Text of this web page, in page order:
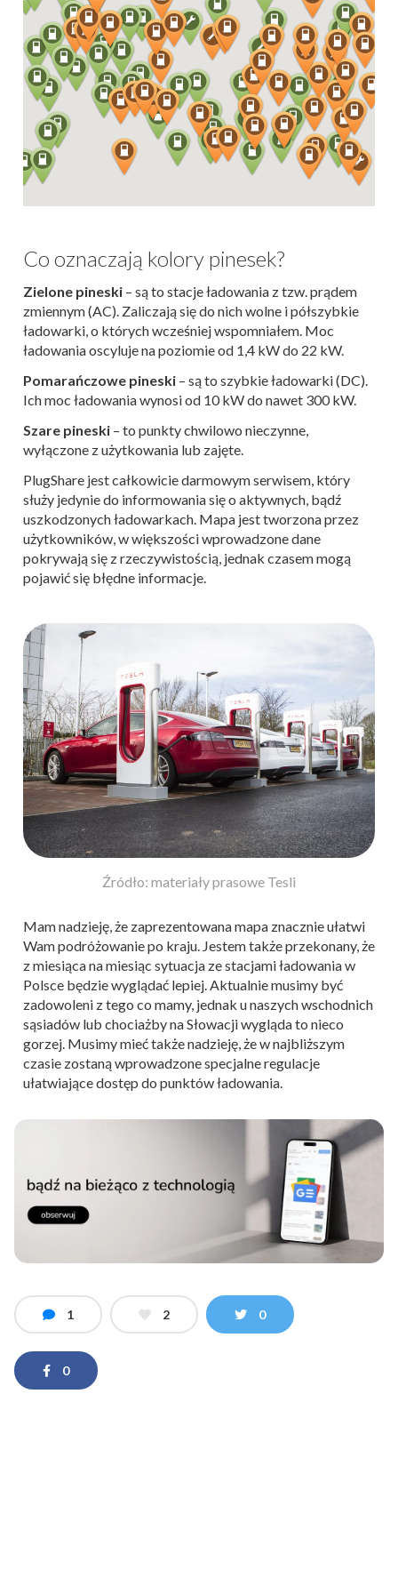
Co oznaczają kolory pinesek?
Zielone pineski – są to stacje ładowania z tzw. prądem
zmiennym (AC). Zaliczają się do nich wolne i półszybkie
ładowarki, o których wcześniej wspomniałem. Moc
ładowania oscyluje na poziomie od 1,4 kW do 22 kW.
Pomarańczowe pineski – są to szybkie ładowarki (DC).
Ich moc ładowania wynosi od 10 kW do nawet 300 kW.
Szare pineski – to punkty chwilowo nieczynne,
wyłączone z użytkowania lub zajęte.
PlugShare jest całkowicie darmowym serwisem, który
służy jedynie do informowania się o aktywnych, bądź
uszkodzonych ładowarkach. Mapa jest tworzona przez
użytkowników, w większości wprowadzone dane
pokrywają się z rzeczywistością, jednak czasem mogą
pojawić się błędne informacje.
Źródło: materiały prasowe Tesli
Mam nadzieję, że zaprezentowana mapa znacznie ułatwi
Wam podróżowanie po kraju. Jestem także przekonany, że
z miesiąca na miesiąc sytuacja ze stacjami ładowania w
Polsce będzie wyglądać lepiej. Aktualnie musimy być
zadowoleni z tego co mamy, jednak u naszych wschodnich
sąsiadów lub chociażby na Słowacji wygląda to nieco
gorzej. Musimy mieć także nadzieję, że w najbliższym
czasie zostaną wprowadzone specjalne regulacje
ułatwiające dostęp do punktów ładowania.
1 2 0
0